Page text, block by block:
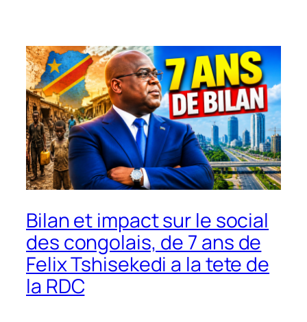
Bilan et impact sur le social
des congolais, de 7 ans de
Felix Tshisekedi a la tete de
la RDC